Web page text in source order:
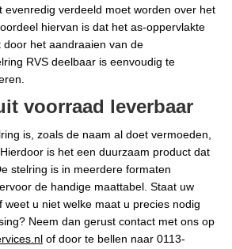
evenredig verdeeld moet worden over het
hiervan is dat het as-oppervlakte
door het aandraaien van de
RVS deelbaar is eenvoudig te
voorraad leverbaar
is, zoals de naam al doet vermoeden,
is het een duurzaam product dat
stelring is in meerdere formaten
de handige maattabel. Staat uw
weet u niet welke maat u precies nodig
Neem dan gerust contact met ons op
of door te bellen naar 0113-